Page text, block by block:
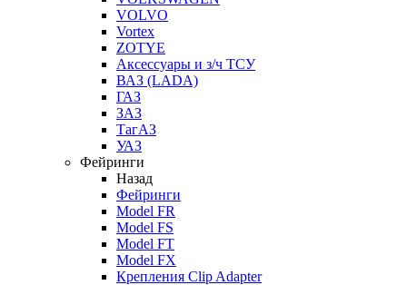
VOLVO
Vortex
ZOTYE
Аксессуары и з/ч ТСУ
ВАЗ (LADA)
ГАЗ
ЗАЗ
ТагАЗ
УАЗ
Фейринги
Назад
Фейринги
Model FR
Model FS
Model FT
Model FX
Крепления Clip Adapter